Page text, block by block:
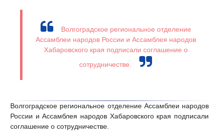
Волгоградское региональное отделение
Ассамблеи народов России и Ассамблея народов
Хабаровского края подписали соглашение о
сотрудничестве.
Волгоградское региональное отделение Ассамблеи народов
России и Ассамблея народов Хабаровского края подписали
соглашение о сотрудничестве.